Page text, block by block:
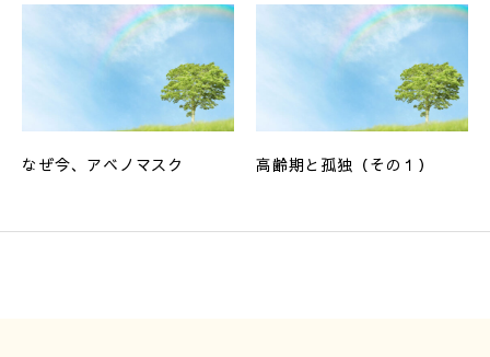
なぜ今、アベノマスク 高齢期と孤独（その１）